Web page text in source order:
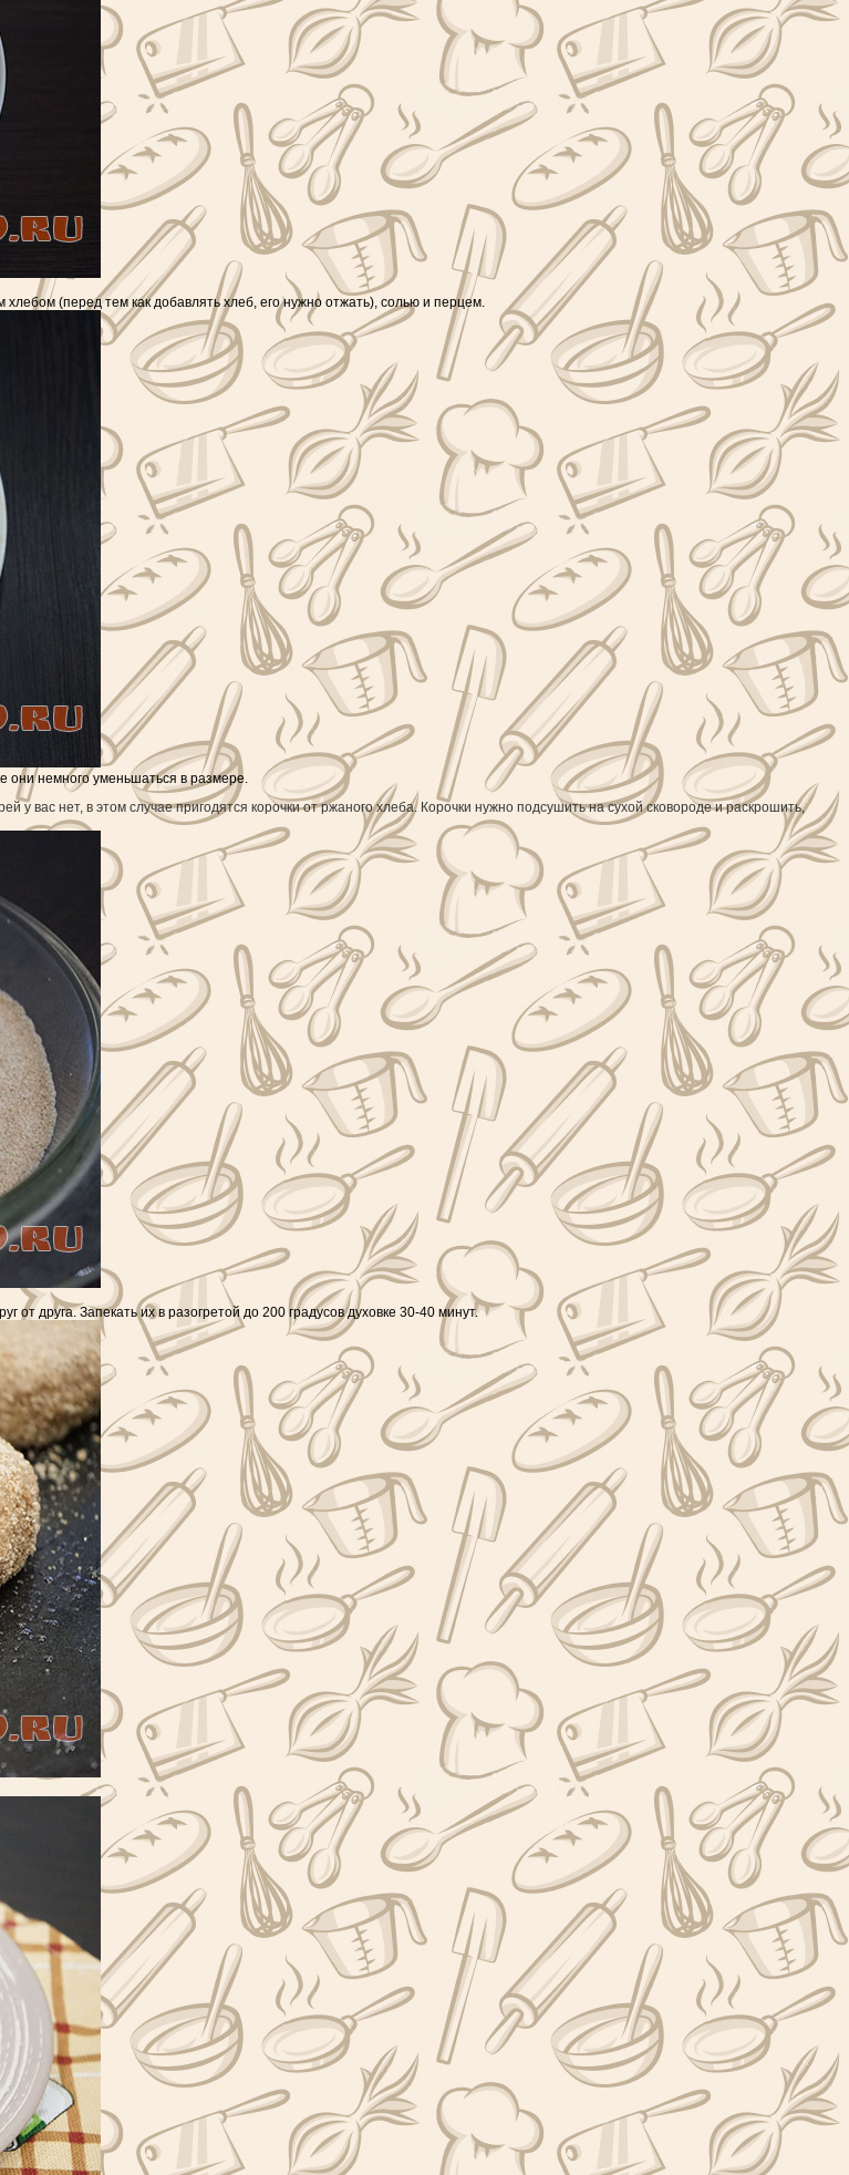
(перед тем как добавлять хлеб, его нужно отжать), солью и перцем.
они немного уменьшаться в размере.
у вас нет, в этом случае пригодятся корочки от ржаного хлеба. Корочки нужно подсушить на сухой сковороде и раскрошить,
друга. Запекать их в разогретой до 200 градусов духовке 30-40 минут.